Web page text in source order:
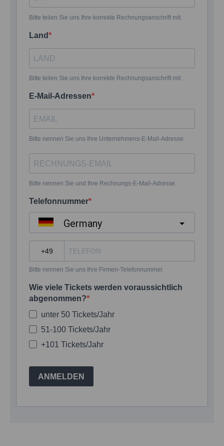
Bitte teilen Sie uns Ihre korrekte Rechnungsanschrift mit.
Land
Bitte teilen Sie uns Ihre korrekte Rechnungsanschrift mit.
E-Mail-Adressen
Bitte nennen Sie uns Ihre Unternehmens-E-Mail-Adresse.
Bitte nennen Sie und Ihre Rechnungs-E-Mail-Adresse.
Telefonnummer
Germany
Bitte nennen Sie uns Ihre Firmen-Telefonnummer.
Wie viele Tickets werden voraussichtlich
abgenommen?
unter 50 Tickets/Jahr
51-100 Tickets/Jahr
+101 Tickets/Jahr
ANMELDEN